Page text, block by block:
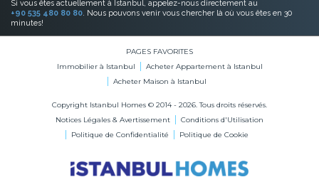
Si vous êtes actuellement à Istanbul, appelez-nous directement au
+90 535 480 80 80. Nous pouvons venir vous chercher là où vous êtes en 30
minutes!
PAGES FAVORITES
Immobilier à Istanbul
Acheter Appartement à Istanbul
Acheter Maison à Istanbul
Copyright Istanbul Homes © 2014 - 2026. Tous droits réservés.
Notices Légales & Avertissement
Conditions d'Utilisation
Politique de Confidentialité
Politique de Cookie